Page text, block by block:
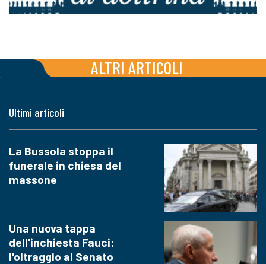
ALTRI ARTICOLI
Ultimi articoli
La Bussola stoppa il
funerale in chiesa del
massone
Una nuova tappa
dell'inchiesta Fauci:
l'oltraggio al Senato